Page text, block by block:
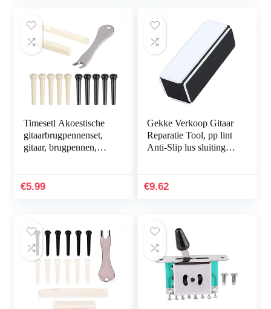
akoestische gitaren
Timesetl Akoestische
gitaarbrugpennenset,
gitaar, brugpennen,
pakken…
€5.99
Gekke Verkoop Gitaar
Reparatie Tool, pp lint
Anti-Slip lus sluiting
elektrische gitaar bas
€9.62